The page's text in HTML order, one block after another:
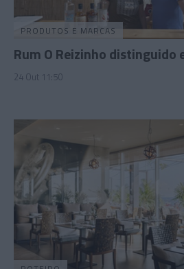
PRODUTOS E MARCAS
Rum O Reizinho distinguido
24 Out 11:50